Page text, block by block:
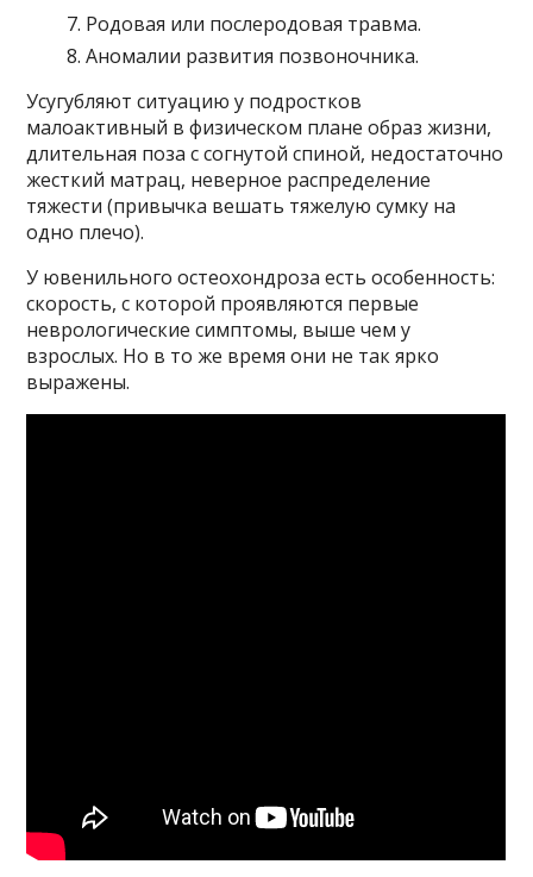
Родовая или послеродовая травма.
Аномалии развития позвоночника.
Усугубляют ситуацию у подростков
малоактивный в физическом плане образ жизни,
длительная поза с согнутой спиной, недостаточно
жесткий матрац, неверное распределение
тяжести (привычка вешать тяжелую сумку на
одно плечо).
У ювенильного остеохондроза есть особенность:
скорость, с которой проявляются первые
неврологические симптомы, выше чем у
взрослых. Но в то же время они не так ярко
выражены.